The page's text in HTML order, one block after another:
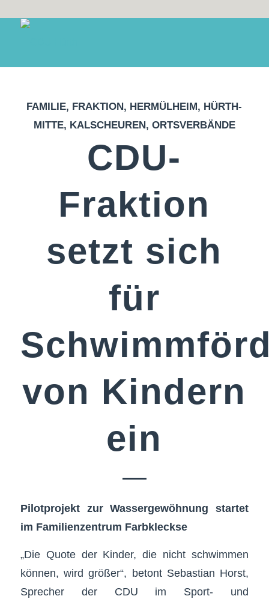
FAMILIE, FRAKTION, HERMÜLHEIM, HÜRTH-
MITTE, KALSCHEUREN, ORTSVERBÄNDE
CDU-
Fraktion
setzt sich
für
von Kindern
ein
Pilotprojekt zur Wassergewöhnung startet
im Familienzentrum Farbkleckse
„Die Quote der Kinder, die nicht schwimmen
können, wird größer“, betont Sebastian Horst,
Sprecher der CDU im Sport- und